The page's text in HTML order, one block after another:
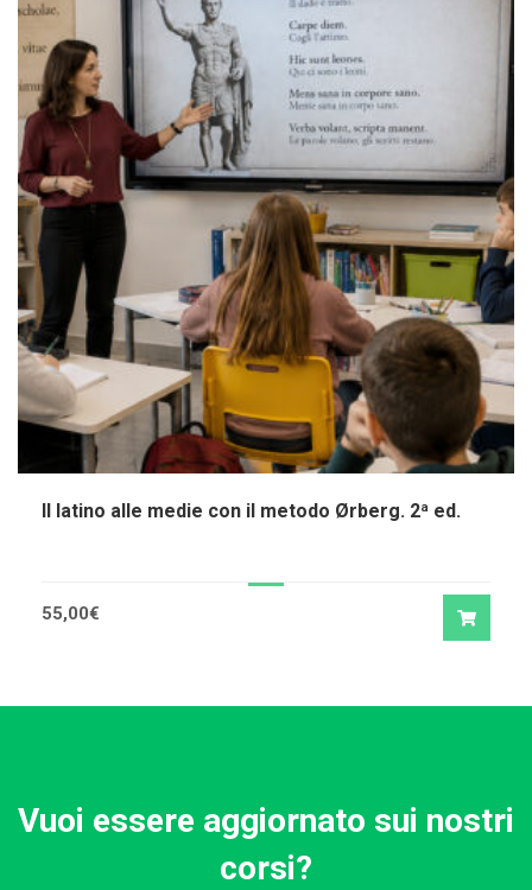
Il latino alle medie con il metodo Ørberg. 2ª ed.
55,00€
Vuoi essere aggiornato sui nostri
corsi?